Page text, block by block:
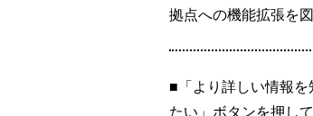
拠点への機能拡張を図
■「より詳しい情報
たい」ボタンを押し